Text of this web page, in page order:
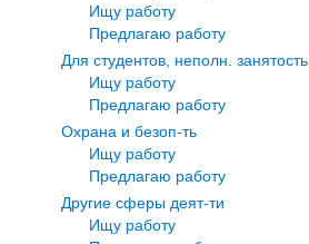
Ищу работу
Предлагаю работу
Для студентов, неполн. занятость
Ищу работу
Предлагаю работу
Охрана и безоп-ть
Ищу работу
Предлагаю работу
Другие сферы деят-ти
Ищу работу